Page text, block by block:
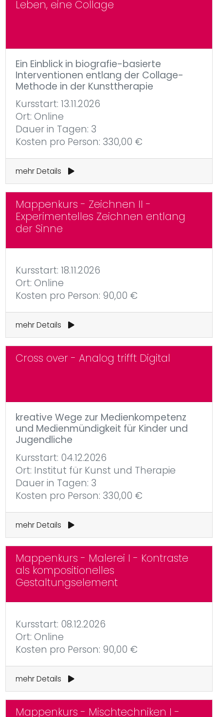
Leben, eine Collage
Ein Einblick in biografie-basierte
Interventionen entlang der Collage-
Methode in der Kunsttherapie
Kursstart: 13.11.2026
Ort: Online
Dauer in Tagen: 3
Kosten pro Person: 330,00 €
mehr Details
Mappenkurs - Zeichnen II -
Experimentelles Zeichnen entlang
der Sinne
Kursstart: 18.11.2026
Ort: Online
Kosten pro Person: 90,00 €
mehr Details
Cross over - Analog trifft Digital
kreative Wege zur Medienkompetenz
und Medienmündigkeit für Kinder und
Jugendliche
Kursstart: 04.12.2026
Ort: Institut für Kunst und Therapie
Dauer in Tagen: 3
Kosten pro Person: 330,00 €
mehr Details
Mappenkurs - Malerei I - Kontraste
als kompositionelles
Gestaltungselement
Kursstart: 08.12.2026
Ort: Online
Kosten pro Person: 90,00 €
mehr Details
Mappenkurs - Mischtechniken I -